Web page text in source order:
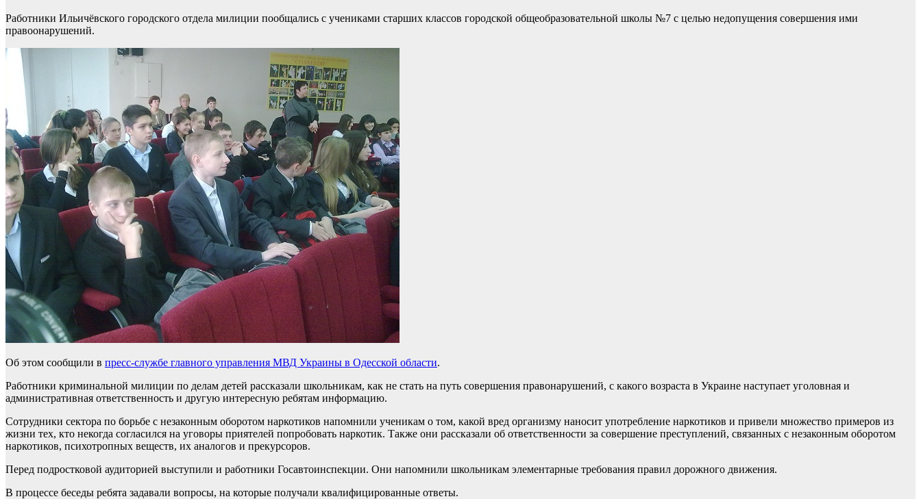
Работники Ильичёвского городского отдела милиции пообщались с учениками старших классов городской общеобразовательной школы №7 с целью недопущения совершения ими
правоонарушений.
Об этом сообщили в пресс-службе главного управления МВД Украины в Одесской области.
Работники криминальной милиции по делам детей рассказали школьникам, как не стать на путь совершения правонарушений, с какого возраста в Украине наступает уголовная и
административная ответственность и другую интересную ребятам информацию.
Сотрудники сектора по борьбе с незаконным оборотом наркотиков напомнили ученикам о том, какой вред организму наносит употребление наркотиков и привели множество примеров из
жизни тех, кто некогда согласился на уговоры приятелей попробовать наркотик. Также они рассказали об ответственности за совершение преступлений, связанных с незаконным оборотом
наркотиков, психотропных веществ, их аналогов и прекурсоров.
Перед подростковой аудиторией выступили и работники Госавтоинспекции. Они напомнили школьникам элементарные требования правил дорожного движения.
В процессе беседы ребята задавали вопросы, на которые получали квалифицированные ответы.